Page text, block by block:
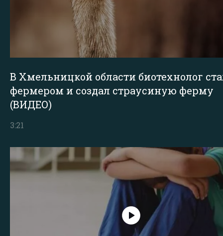
В Хмельницкой области биотехнолог
фермером и создал страусиную ферму
(ВИДЕО)
3:21